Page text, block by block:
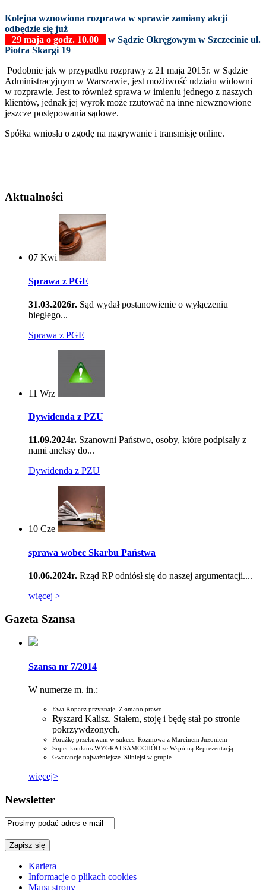
Kolejna wznowiona rozprawa w sprawie zamiany akcji
odbędzie się już
29 maja o godz. 10.00
w Sądzie Okręgowym w Szczecinie ul.
Piotra Skargi 19
Podobnie jak w przypadku rozprawy z 21 maja 2015r. w Sądzie
Administracyjnym w Warszawie, jest możliwość udziału widowni
w rozprawie. Jest to również sprawa w imieniu jednego z naszych
klientów, jednak jej wyrok może rzutować na inne niewznowione
jeszcze postępowania sądowe.
Spółka wniosła o zgodę na nagrywanie i transmisję online.
Aktualności
07 Kwi
Sprawa z PGE
31.03.2026r. Sąd wydał postanowienie o wyłączeniu
biegłego...
Sprawa z PGE
11 Wrz
Dywidenda z PZU
11.09.2024r. Szanowni Państwo, osoby, które podpisały z
nami aneksy do...
Dywidenda z PZU
10 Cze
sprawa wobec Skarbu Państwa
10.06.2024r. Rząd RP odniósł się do naszej argumentacji....
więcej >
Gazeta Szansa
Szansa nr 7/2014
W numerze m. in.:
Ewa Kopacz przyznaje. Złamano prawo.
Ryszard Kalisz. Stałem, stoję i będę stał po stronie
pokrzywdzonych.
Porażkę przekuwam w sukces. Rozmowa z Marcinem Juzoniem
Super konkurs WYGRAJ SAMOCHÓD ze Wspólną Reprezentacją
Gwarancje najważniejsze. Silniejsi w grupie
więcej>
Newsletter
Kariera
Informacje o plikach cookies
Mapa strony